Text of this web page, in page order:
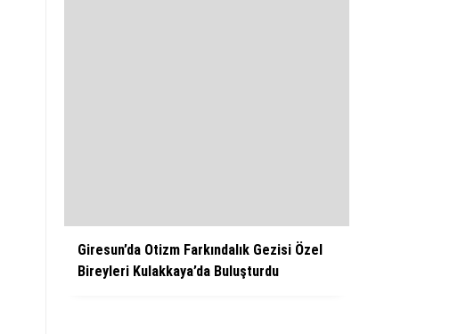
Giresun’da Otizm Farkındalık Gezisi Özel
Bireyleri Kulakkaya’da Buluşturdu